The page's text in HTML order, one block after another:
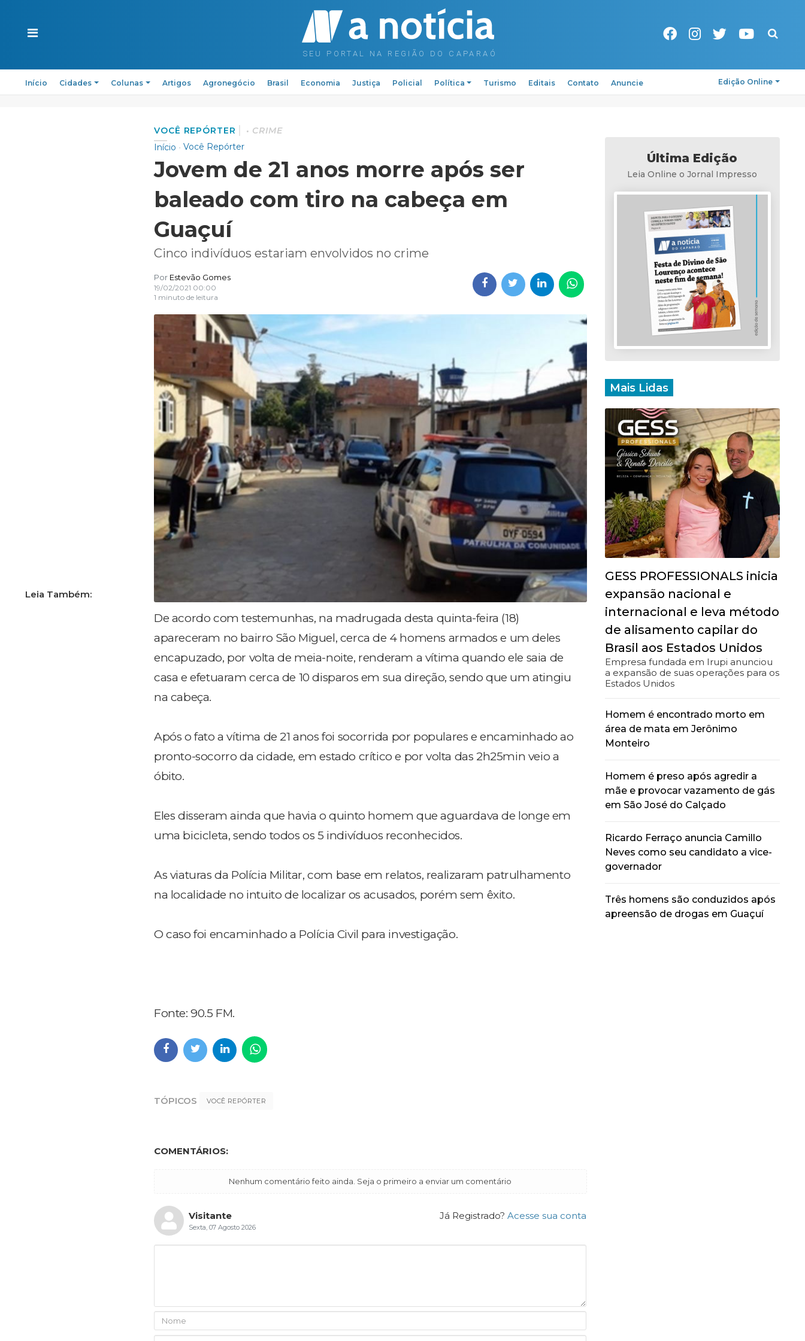
Pesquisa
Início Cidades Colunas Artigos Agronegócio Brasil Economia Justiça Policial Política Turismo Editais Contato Anuncie Edição Online
VOCÊ REPÓRTER
CRIME
Início
Você Repórter
Jovem de 21 anos morre após ser
baleado com tiro na cabeça em
Guaçuí
Cinco indivíduos estariam envolvidos no crime
Por Estevão Gomes
19/02/2021 00:00
1 minuto de leitura
De acordo com testemunhas, na madrugada desta quinta-feira (18)
apareceram no bairro São Miguel, cerca de 4 homens armados e um deles
encapuzado, por volta de meia-noite, renderam a vítima quando ele saia de
casa e efetuaram cerca de 10 disparos em sua direção, sendo que um atingiu
na cabeça.
Após o fato a vítima de 21 anos foi socorrida por populares e encaminhado ao
pronto-socorro da cidade, em estado crítico e por volta das 2h25min veio a
óbito.
Eles disseram ainda que havia o quinto homem que aguardava de longe em
uma bicicleta, sendo todos os 5 indivíduos reconhecidos.
As viaturas da Polícia Militar, com base em relatos, realizaram patrulhamento
na localidade no intuito de localizar os acusados, porém sem êxito.
O caso foi encaminhado a Polícia Civil para investigação.
Fonte: 90.5 FM.
TÓPICOS VOCÊ REPÓRTER
COMENTÁRIOS:
Nenhum comentário feito ainda. Seja o primeiro a enviar um comentário
Já Registrado? Acesse sua conta
Visitante
Sexta, 07 Agosto 2026
Última Edição
Leia Online o Jornal Impresso
Mais Lidas
GESS PROFESSIONALS inicia
expansão nacional e
internacional e leva método
de alisamento capilar do
Brasil aos Estados Unidos
Empresa fundada em Irupi anunciou
a expansão de suas operações para os
Estados Unidos
Homem é encontrado morto em
área de mata em Jerônimo
Monteiro
Homem é preso após agredir a
mãe e provocar vazamento de gás
em São José do Calçado
Ricardo Ferraço anuncia Camillo
Neves como seu candidato a vice-
governador
Três homens são conduzidos após
apreensão de drogas em Guaçuí